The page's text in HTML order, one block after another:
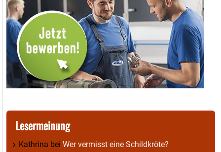
Lesermeinung
Kathrina bei Wer vermisst eine Schildkröte?